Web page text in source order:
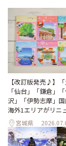
【改訂版発売♪】「
「仙台」「鎌倉」
沢」「伊勢志摩」
海外1エリアがリニ
宮城県